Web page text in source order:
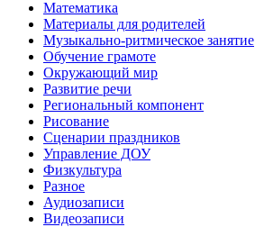
Математика
Материалы для родителей
Музыкально-ритмическое занятие
Обучение грамоте
Окружающий мир
Развитие речи
Региональный компонент
Рисование
Сценарии праздников
Управление ДОУ
Физкультура
Разное
Аудиозаписи
Видеозаписи